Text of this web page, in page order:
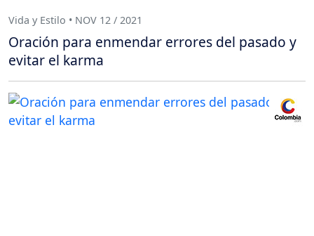
Vida y Estilo • NOV 12 / 2021
Oración para enmendar errores del pasado y
evitar el karma